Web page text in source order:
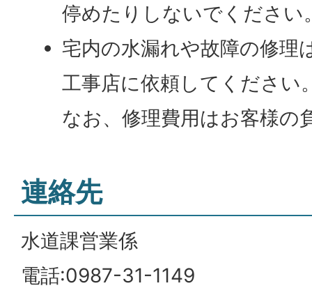
停めたりしないでください
宅内の水漏れや故障の修理
工事店に依頼してください
なお、修理費用はお客様の
連絡先
水道課営業係
電話:0987-31-1149